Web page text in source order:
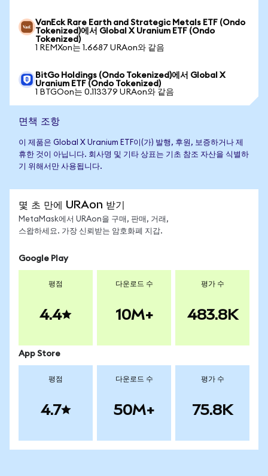
VanEck Rare Earth and Strategic Metals ETF (Ondo
Tokenized)에서 Global X Uranium ETF (Ondo
Tokenized)
1 REMXon는 1.6687 URAon와 같음
BitGo Holdings (Ondo Tokenized)에서 Global X
Uranium ETF (Ondo Tokenized)
1 BTGOon는 0.113379 URAon와 같음
면책 조항
이 제품은 Global X Uranium ETF이(가) 발행, 후원, 보증하거나 제
휴한 것이 아닙니다. 회사명 및 기타 상표는 기초 참조 자산을 식별하
기 위해서만 사용됩니다.
몇 초 만에 URAon 받기
MetaMask에서 URAon을 구매, 판매, 거래,
스왑하세요. 가장 신뢰받는 암호화폐 지갑.
Google Play
평점
4.4
다운로드 수
10M+
평가 수
483.8K
App Store
평점
4.7
다운로드 수
50M+
평가 수
75.8K